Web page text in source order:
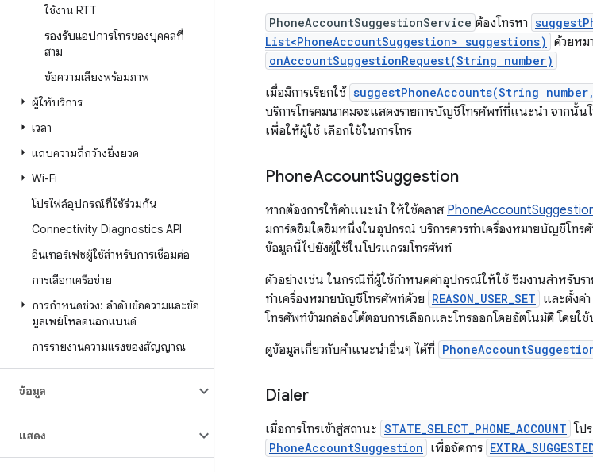
ใช้งาน RTT
รองรับแอปการโทรของบุคคลที่
สาม
ข้อความเสียงพร้อมภาพ
ผู้ให้บริการ
เวลา
แถบความถี่กว้างยิ่งยวด
Wi-Fi
โปรไฟล์อุปกรณ์ที่ใช้ร่วมกัน
Connectivity Diagnostics API
อินเทอร์เฟซผู้ใช้สำหรับการเชื่อมต่อ
การเลือกเครือข่าย
การกำหนดช่วง: ลำดับข้อความและข้อ
มูลเพย์โหลดนอกแบนด์
การรายงานความแรงของสัญญาณ
ข้อมูล
แสดง
PhoneAccountSuggestionService ต้องโทรหา
List<PhoneAccountSuggestion> suggestions) ด้วยหม
onAccountSuggestionRequest(String number)
เมื่อมีการเรียกใช้ suggestPhoneAccounts(String
บริการโทรคมนาคมจะแสดงรายการบัญชีโทรศัพท์ที่แนะนำ จากนั้
เพื่อให้ผู้ใช้ เลือกใช้ในการโทร
PhoneAccountSuggestion
หากต้องการให้คำแนะนำ ให้ใช้คลาส
มการ์ดซิมใดซิมหนึ่งในอุปกรณ์ บริการควรทำเครื่องหมายบัญชีโทร
ข้อมูลนี้ไปยังผู้ใช้ในโปรแกรมโทรศัพท์
ตัวอย่างเช่น ในกรณีที่ผู้ใช้กำหนดค่าอุปกรณ์ให้ใช้ ซิมงานสำหรับ
ทำเครื่องหมายบัญชีโทรศัพท์ด้วย REASON_USER_SET และตั้งค่า
โทรศัพท์ข้ามกล่องโต้ตอบการเลือกและโทรออกโดยอัตโนมัติ โดย
ดูข้อมูลเกี่ยวกับคำแนะนำอื่นๆ ได้ที่
Dialer
เมื่อการโทรเข้าสู่สถานะ STATE_SELECT_PHONE_ACCOUNT โป
PhoneAccountSuggestion เพื่อจัดการ